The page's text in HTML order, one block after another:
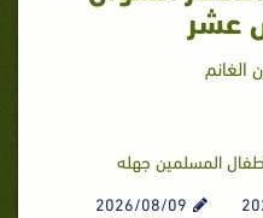
عشر
الغانم
المسلمين جهله
2026/08/09